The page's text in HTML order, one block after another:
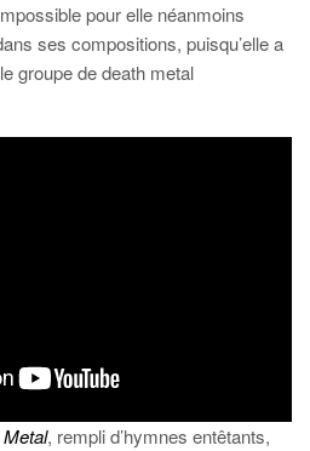
pour elle néanmoins
ses compositions, puisqu’elle a
groupe de death metal
, rempli d’hymnes entêtants,